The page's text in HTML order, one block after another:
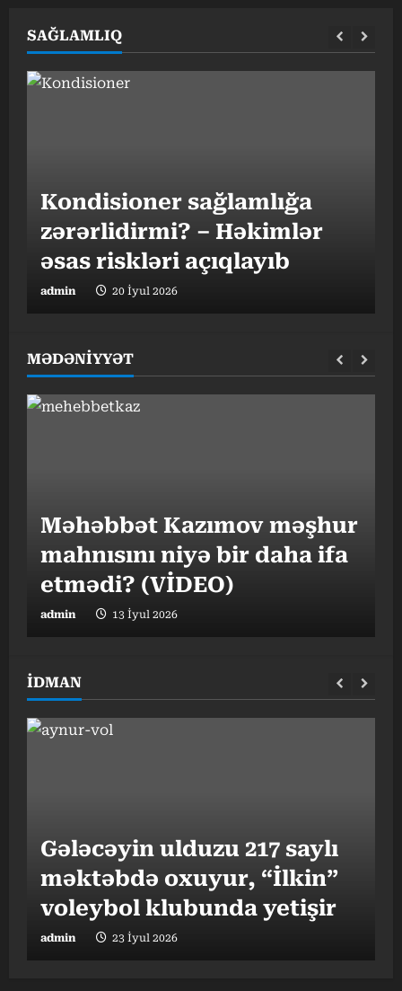
SAĞLAMLIQ
Kondisioner sağlamlığa
zərərlidirmi? – Həkimlər
əsas riskləri açıqlayıb
admin 20 İyul 2026
MƏDƏNİYYƏT
Məhəbbət Kazımov məşhur
mahnısını niyə bir daha ifa
etmədi? (VİDEO)
admin 13 İyul 2026
İDMAN
Gələcəyin ulduzu 217 saylı
məktəbdə oxuyur, “İlkin”
voleybol klubunda yetişir
admin 23 İyul 2026